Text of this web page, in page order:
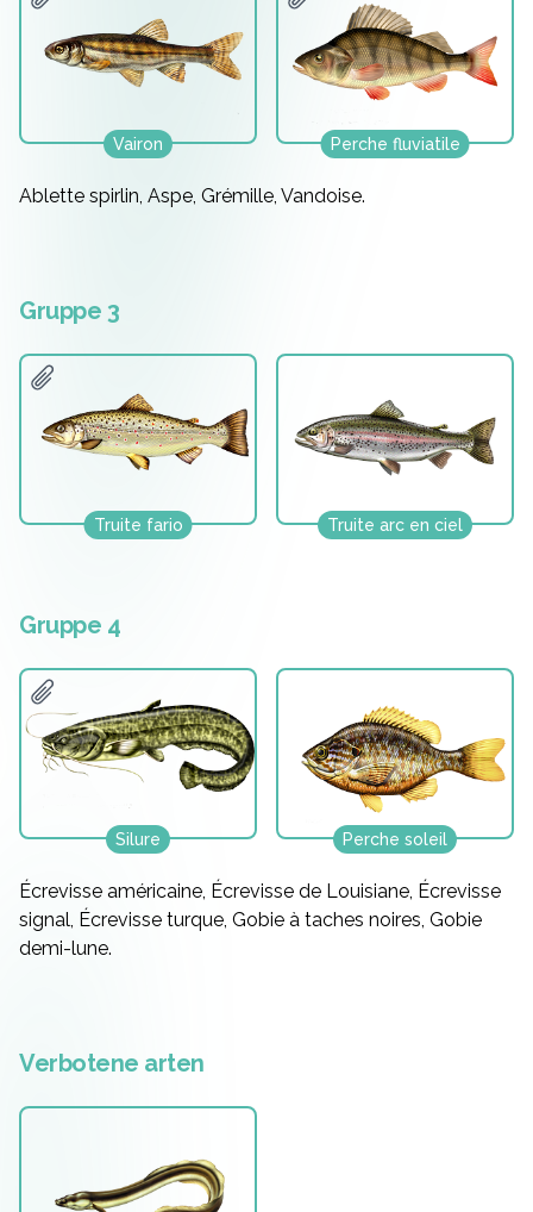
Vairon Perche fluviatile
Ablette spirlin, Aspe, Grémille, Vandoise.
Gruppe 3
Truite fario Truite arc en ciel
Gruppe 4
Silure Perche soleil
Écrevisse américaine, Écrevisse de Louisiane, Écrevisse
signal, Écrevisse turque, Gobie à taches noires, Gobie
demi-lune.
Verbotene arten